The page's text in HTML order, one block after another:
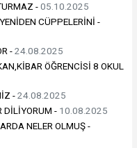
-05.10.2025
CÜPPELERİNİ -
-24.08.2025
ÖĞRENCİSİ 8 OKUL
-24.08.2025
DİLİYORUM - 10.08.2025
NELER OLMUŞ -